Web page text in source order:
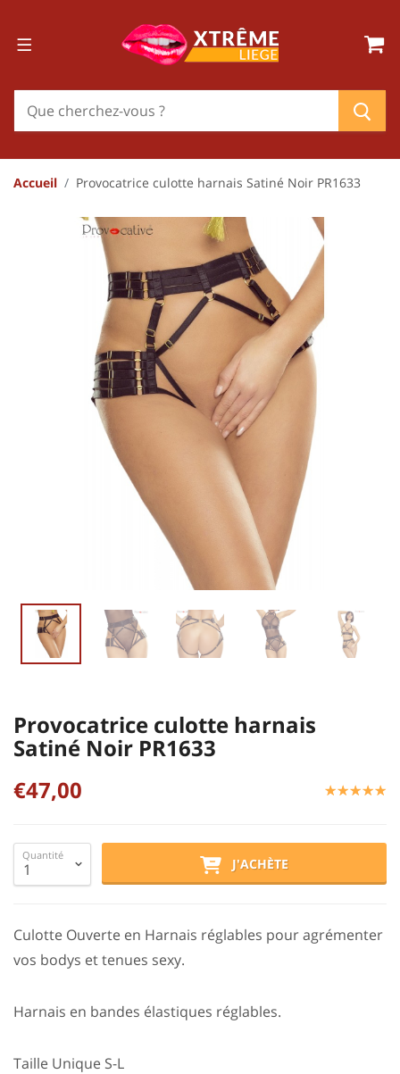
Accueil Provocatrice culotte harnais Satiné Noir PR1633
Provocatrice culotte harnais
Satiné Noir PR1633
€47,00
☆☆☆☆☆
★★★★★
Quantité
J'ACHÈTE
Culotte Ouverte en Harnais réglables pour agrémenter
vos bodys et tenues sexy.
Harnais en bandes élastiques réglables.
Taille Unique S-L